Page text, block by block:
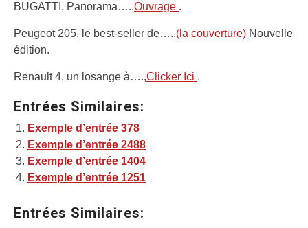
BUGATTI, Panorama….,Ouvrage .
Peugeot 205, le best-seller de….,(la couverture) Nouvelle
édition.
Renault 4, un losange à….,Clicker Ici .
Entrées Similaires:
Exemple d’entrée 378
Exemple d’entrée 2488
Exemple d’entrée 1404
Exemple d’entrée 1251
Entrées Similaires: